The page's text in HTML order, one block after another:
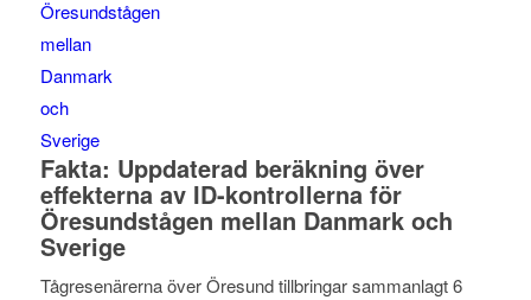
Fakta: Uppdaterad beräkning över
effekterna av ID-kontrollerna för
Öresundstågen mellan Danmark och
Sverige
Tågresenärerna över Öresund tillbringar sammanlagt 6